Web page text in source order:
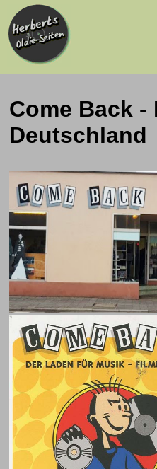
Come Back -
Deutschland